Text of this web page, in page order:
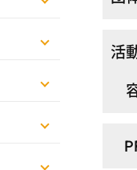
活